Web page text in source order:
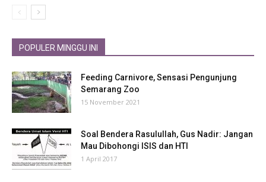
POPULER MINGGU INI
Feeding Carnivore, Sensasi Pengunjung
Semarang Zoo
15 November 2021
Soal Bendera Rasulullah, Gus Nadir: Jangan
Mau Dibohongi ISIS dan HTI
1 April 2017